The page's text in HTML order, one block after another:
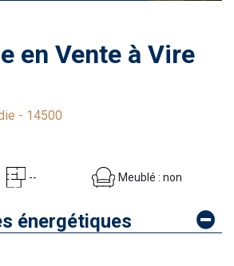
-- Meublé : non
énergétiques
en Vente à Vire
- 14500